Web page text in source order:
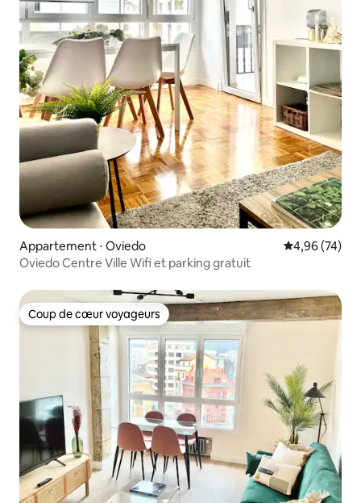
Appartement ⋅ Oviedo Évaluation
4,96 (74)
Oviedo Centre Ville Wifi et parking gratuit
Coup de cœur voyageurs
Coup de cœur voyageurs